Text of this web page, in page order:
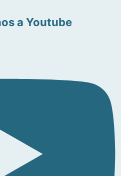
a Youtube